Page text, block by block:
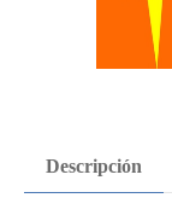
Descripción